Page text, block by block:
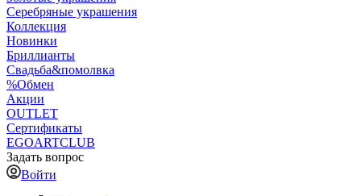
Серебряные украшения
Коллекция
Новинки
Бриллианты
Свадьба&помолвка
%Обмен
Акции
OUTLET
Сертификаты
EGOARTCLUB
Задать вопрос
Войти